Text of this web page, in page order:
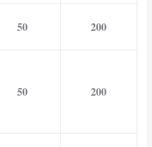
50 200
50 200